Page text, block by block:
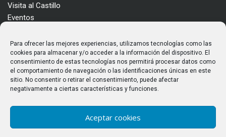
Para ofrecer las mejores experiencias, utilizamos tecnologías como las
cookies para almacenar y/o acceder a la información del dispositivo. El
consentimiento de estas tecnologías nos permitirá procesar datos como
el comportamiento de navegación o las identificaciones únicas en este
sitio. No consentir o retirar el consentimiento, puede afectar
negativamente a ciertas características y funciones.
Aceptar cookies
Visita al Castillo
Eventos
Enclave
Más información
Consultas
Horarios y tarifas